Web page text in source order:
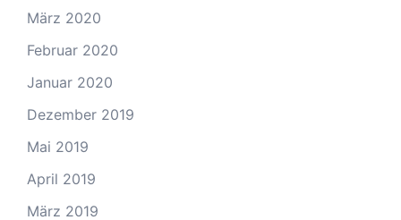
März 2020
Februar 2020
Januar 2020
Dezember 2019
Mai 2019
April 2019
März 2019